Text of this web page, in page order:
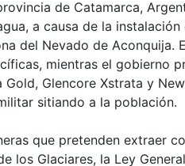
de Catamarca,
a causa de la
del Nevado de
mientras el gobierno
Gold, Glencore Xstrata y
sitiando a la población.
que pretenden extraer
los Glaciares, la Ley